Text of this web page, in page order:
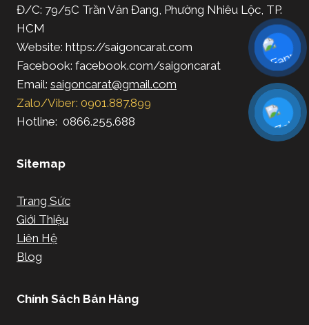
Đ/C: 79/5C Trần Văn Đang, Phường Nhiêu Lộc, TP.
HCM
Website: https://saigoncarat.com
Facebook: facebook.com/saigoncarat
Email: saigoncarat@gmail.com
Zalo/Viber: 0901.887.899
Hotline: 0866.255.688
Sitemap
Trang Sức
Giới Thiệu
Liên Hệ
Blog
Chính Sách Bán Hàng